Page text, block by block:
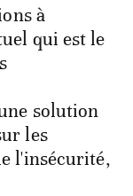
à
qui est le
solution
les
l'insécurité,